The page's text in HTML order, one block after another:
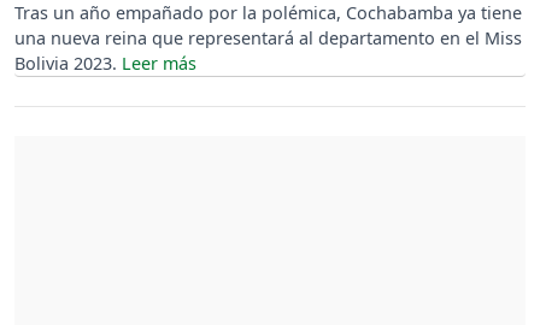
Tras un año empañado por la polémica, Cochabamba ya tiene
una nueva reina que representará al departamento en el Miss
Bolivia 2023.